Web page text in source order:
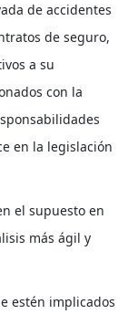
de accidentes
de seguro,
a su
con la
en la legislación
el supuesto en
más ágil y
estén implicados